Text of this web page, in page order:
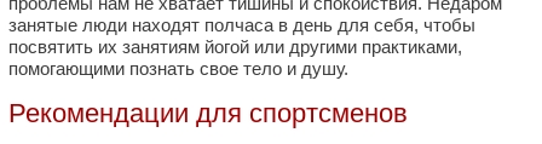
занятые люди находят полчаса в день для себя, чтобы
посвятить их занятиям йогой или другими практиками,
помогающими познать свое тело и душу.
Рекомендации для спортсменов